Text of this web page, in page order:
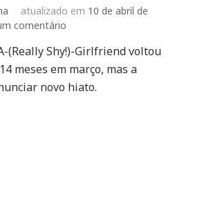
atualizado em 10 de abril de
comentário
Rent-
A-
(Really
(Really Shy!)-Girlfriend voltou
meses em março, mas a
novo hiato.